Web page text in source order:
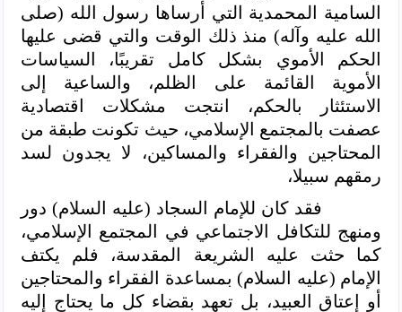
السامية المحمدية التي أرساها رسول الله (صلى
الله عليه وآله) منذ ذلك الوقت والتي قضى عليها
الحكم الأموي بشكل كامل تقريبًا، السياسات
الأموية القائمة على الظلم، والساعية إلى
الاستئثار بالحكم، انتجت مشكلات اقتصادية
عصفت بالمجتمع الإسلامي، حيث تكونت طبقة من
المحتاجين والفقراء والمساكين، لا يجدون لسد
رمقهم سبيلا،
فقد كان للإمام السجاد (عليه السلام) دور
ومنهج للتكافل الاجتماعي في المجتمع الإسلامي،
كما حثت عليه الشريعة المقدسة، فلم يكتف
الإمام (عليه السلام) بمساعدة الفقراء والمحتاجين
أو إعتاق العبيد، بل تعهد بقضاء كل ما يحتاج إليه